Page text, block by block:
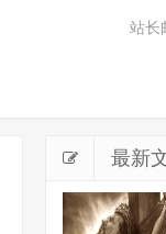
站长
最新